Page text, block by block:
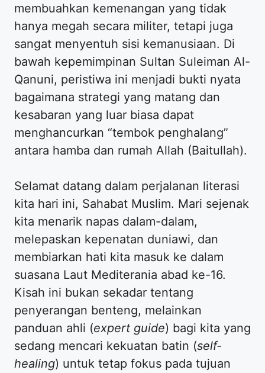
membuahkan kemenangan yang tidak
hanya megah secara militer, tetapi juga
sangat menyentuh sisi kemanusiaan. Di
bawah kepemimpinan Sultan Suleiman Al-
Qanuni, peristiwa ini menjadi bukti nyata
bagaimana strategi yang matang dan
kesabaran yang luar biasa dapat
menghancurkan “tembok penghalang”
antara hamba dan rumah Allah (Baitullah).
Selamat datang dalam perjalanan literasi
kita hari ini, Sahabat Muslim. Mari sejenak
kita menarik napas dalam-dalam,
melepaskan kepenatan duniawi, dan
membiarkan hati kita masuk ke dalam
suasana Laut Mediterania abad ke-16.
Kisah ini bukan sekadar tentang
penyerangan benteng, melainkan
panduan ahli (expert guide) bagi kita yang
sedang mencari kekuatan batin (self-
healing) untuk tetap fokus pada tujuan